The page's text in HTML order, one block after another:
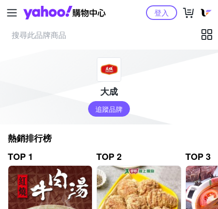
Yahoo購物中心登入
大成
追蹤品牌
熱銷排行榜
TOP 1
TOP 2 TOP 3